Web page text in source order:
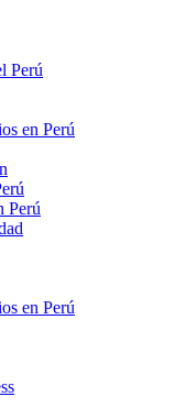
Perú
en Perú
Perú
en Perú